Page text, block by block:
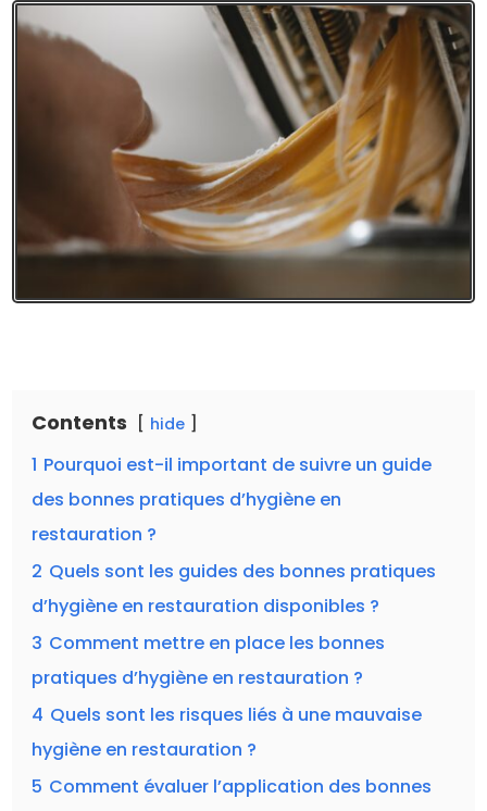
Contents hide
1 Pourquoi est-il important de suivre un guide
des bonnes pratiques d’hygiène en
restauration ?
2 Quels sont les guides des bonnes pratiques
d’hygiène en restauration disponibles ?
3 Comment mettre en place les bonnes
pratiques d’hygiène en restauration ?
4 Quels sont les risques liés à une mauvaise
hygiène en restauration ?
5 Comment évaluer l’application des bonnes